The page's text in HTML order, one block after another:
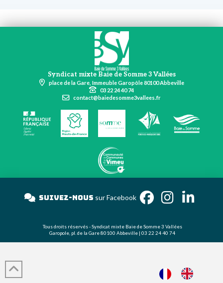
Syndicat mixte Baie de Somme 3 Vallées
place de la Gare, Immeuble Garopôle 80100 Abbeville
03 22 24 40 74
contact@baiedesomme3vallees.fr
Suivez-nous sur Facebook
Tous droits réservés - Syndicat mixte Baie de Somme 3 Vallées
Garopole, pl. de la Gare 80100 Abbeville | 03 22 24 40 74